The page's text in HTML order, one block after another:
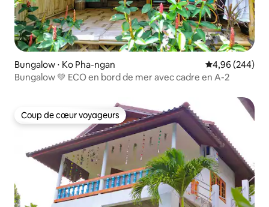
Bungalow ⋅ Ko Pha-ngan Évaluation
4,96 (244)
Bungalow 💚 ECO en bord de mer avec cadre en A-2
Coup de cœur voyageurs
Coup de cœur voyageurs